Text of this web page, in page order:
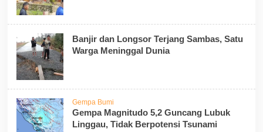
Banjir dan Longsor Terjang Sambas, Satu
Warga Meninggal Dunia
Gempa Bumi
Gempa Magnitudo 5,2 Guncang Lubuk
Linggau, Tidak Berpotensi Tsunami